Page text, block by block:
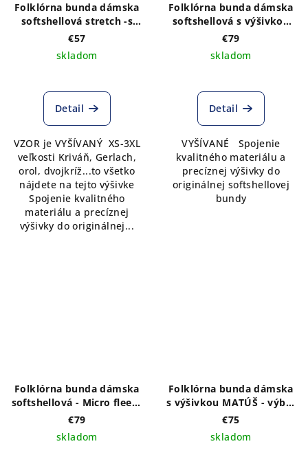
Folklórna bunda dámska
softshellová stretch -s
VÝŠIVKOU vzoru Tatry a
orol vpredu a vzadu
€57
skladom
Detail
VZOR je VYŠÍVANÝ XS-3XL
veľkosti Kriváň, Gerlach,
orol, dvojkríž...to všetko
nájdete na tejto výšivke
Spojenie kvalitného
materiálu a precíznej
výšivky do originálnej...
Folklórna bunda dámska
softshellová s výšivkou
vzor ADAM vyšité na
prednom diele
€79
skladom
Detail
VYŠÍVANÉ Spojenie
kvalitného materiálu a
precíznej výšivky do
originálnej softshellovej
bundy
Folklórna bunda dámska
softshellová - Micro fleece
s VÝŠIVKOU vzoru ADAM
vzadu
€79
skladom
Folklórna bunda dámska
s výšivkou MATÚŠ - výber
farby bundy
€75
skladom